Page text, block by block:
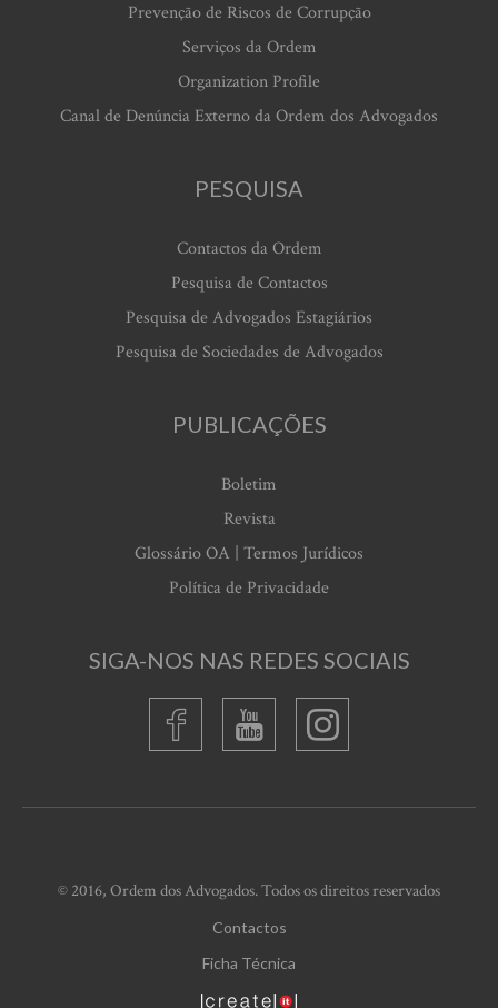
Prevenção de Riscos de Corrupção
Serviços da Ordem
Organization Profile
Canal de Denúncia Externo da Ordem dos Advogados
PESQUISA
Contactos da Ordem
Pesquisa de Contactos
Pesquisa de Advogados Estagiários
Pesquisa de Sociedades de Advogados
PUBLICAÇÕES
Boletim
Revista
Glossário OA | Termos Jurídicos
Política de Privacidade
SIGA-NOS NAS REDES SOCIAIS
© 2016, Ordem dos Advogados. Todos os direitos reservados
Contactos
Ficha Técnica